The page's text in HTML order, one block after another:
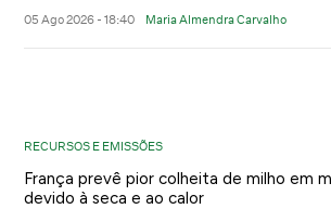
05 Ago 2026 - 18:40 Maria Almendra Carvalho
RECURSOS E EMISSÕES
França prevê pior colheita de milho em
devido à seca e ao calor